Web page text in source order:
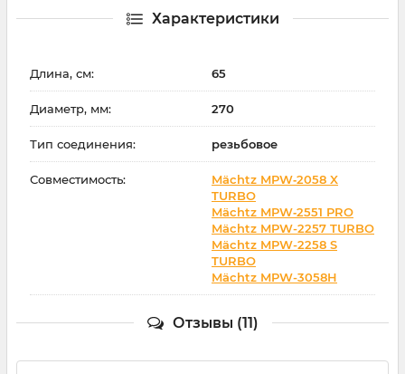
Характеристики
Длина, см: 65
Диаметр, мм: 270
Тип соединения: резьбовое
Совместимость:
Mächtz MPW‑2058 X
TURBO
Mächtz MPW‑2551 PRO
Mächtz MPW-2257 TURBO
Mächtz MPW-2258 S
TURBO
Mächtz MPW-3058H
Отзывы (11)